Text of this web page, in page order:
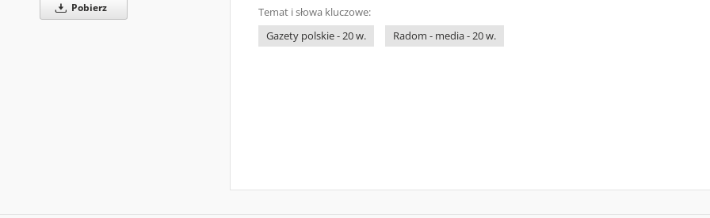
Pobierz
Temat i słowa kluczowe:
Gazety polskie - 20 w.
Radom - media - 20 w.